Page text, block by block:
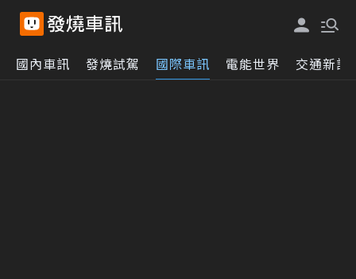
國內車訊 發燒試駕 國際車訊 電能世界 交通新訊